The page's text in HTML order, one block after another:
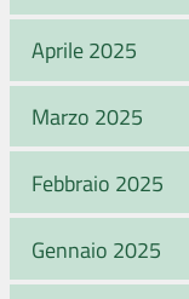
Aprile 2025
Marzo 2025
Febbraio 2025
Gennaio 2025